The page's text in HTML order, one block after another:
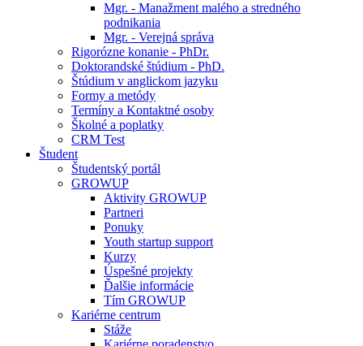
Mgr. - Manažment malého a stredného
podnikania
Mgr. - Verejná správa
Rigorózne konanie - PhDr.
Doktorandské štúdium - PhD.
Štúdium v anglickom jazyku
Formy a metódy
Termíny a Kontaktné osoby
Školné a poplatky
CRM Test
Študent
Študentský portál
GROWUP
Aktivity GROWUP
Partneri
Ponuky
Youth startup support
Kurzy
Úspešné projekty
Ďalšie informácie
Tím GROWUP
Kariérne centrum
Stáže